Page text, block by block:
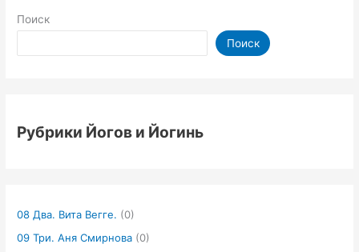
Поиск
Поиск
Рубрики Йогов и Йогинь
08 Два. Вита Вегге. (0)
09 Три. Аня Смирнова (0)